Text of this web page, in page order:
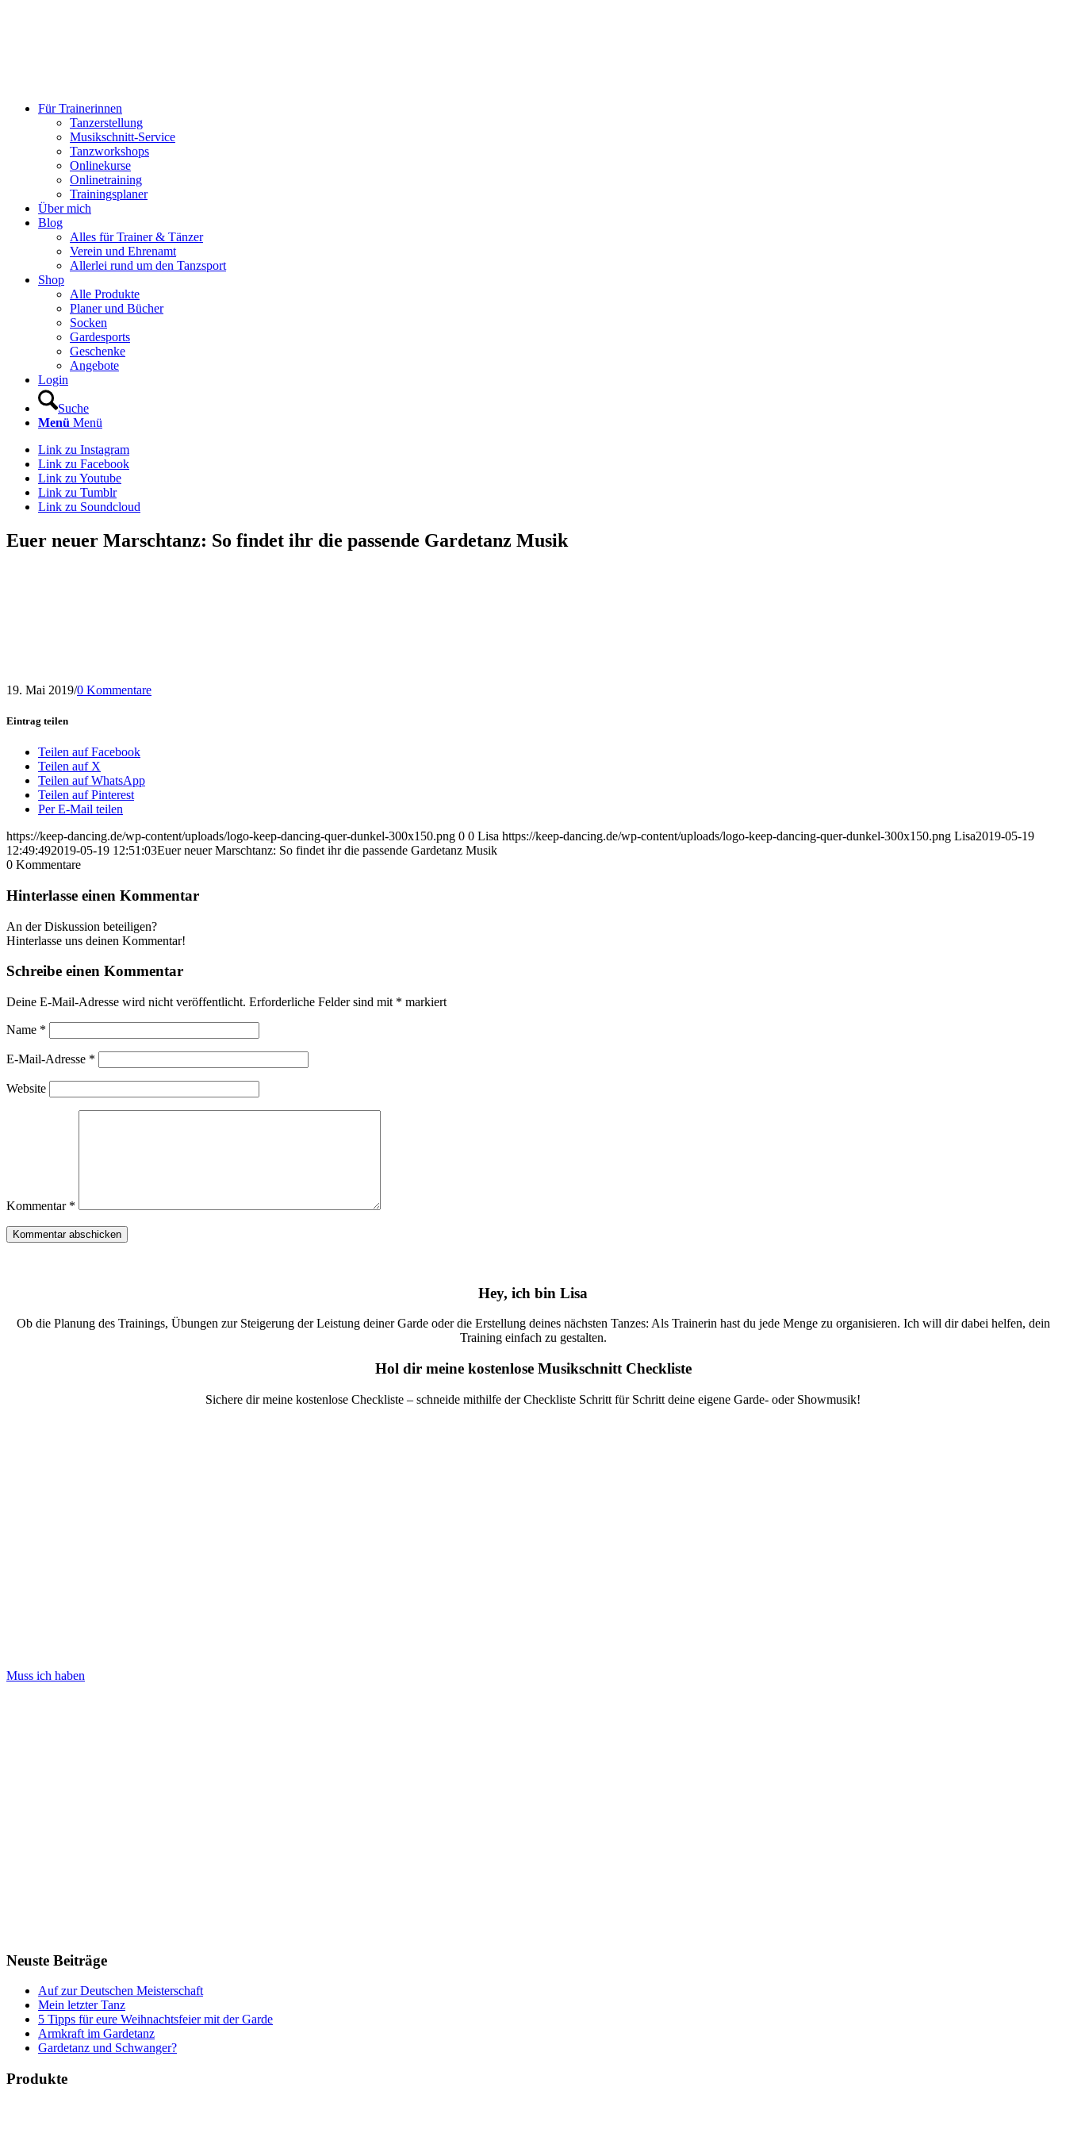
Für Trainerinnen
Tanzerstellung
Musikschnitt-Service
Tanzworkshops
Onlinekurse
Onlinetraining
Trainingsplaner
Über mich
Blog
Alles für Trainer & Tänzer
Verein und Ehrenamt
Allerlei rund um den Tanzsport
Shop
Alle Produkte
Planer und Bücher
Socken
Gardesports
Geschenke
Angebote
Login
Suche
Menü Menü
Link zu Instagram
Link zu Facebook
Link zu Youtube
Link zu Tumblr
Link zu Soundcloud
Euer neuer Marschtanz: So findet ihr die passende Gardetanz Musik
19. Mai 2019/0 Kommentare
Eintrag teilen
Teilen auf Facebook
Teilen auf X
Teilen auf WhatsApp
Teilen auf Pinterest
Per E-Mail teilen
https://keep-dancing.de/wp-content/uploads/logo-keep-dancing-quer-dunkel-300x150.png 0 0 Lisa https://keep-dancing.de/wp-content/uploads/logo-keep-dancing-quer-dunkel-300x150.png Lisa2019-05-19
12:49:492019-05-19 12:51:03Euer neuer Marschtanz: So findet ihr die passende Gardetanz Musik
0 Kommentare
Hinterlasse einen Kommentar
An der Diskussion beteiligen?
Hinterlasse uns deinen Kommentar!
Schreibe einen Kommentar
Deine E-Mail-Adresse wird nicht veröffentlicht. Erforderliche Felder sind mit * markiert
Name *
E-Mail-Adresse *
Website
Kommentar *
Hey, ich bin Lisa
Ob die Planung des Trainings, Übungen zur Steigerung der Leistung deiner Garde oder die Erstellung deines nächsten Tanzes: Als Trainerin hast du jede Menge zu organisieren. Ich will dir dabei helfen, dein
Training einfach zu gestalten.
Hol dir meine kostenlose Musikschnitt Checkliste
Sichere dir meine kostenlose Checkliste – schneide mithilfe der Checkliste Schritt für Schritt deine eigene Garde- oder Showmusik!
Muss ich haben
Neuste Beiträge
Auf zur Deutschen Meisterschaft
Mein letzter Tanz
5 Tipps für eure Weihnachtsfeier mit der Garde
Armkraft im Gardetanz
Gardetanz und Schwanger?
Produkte